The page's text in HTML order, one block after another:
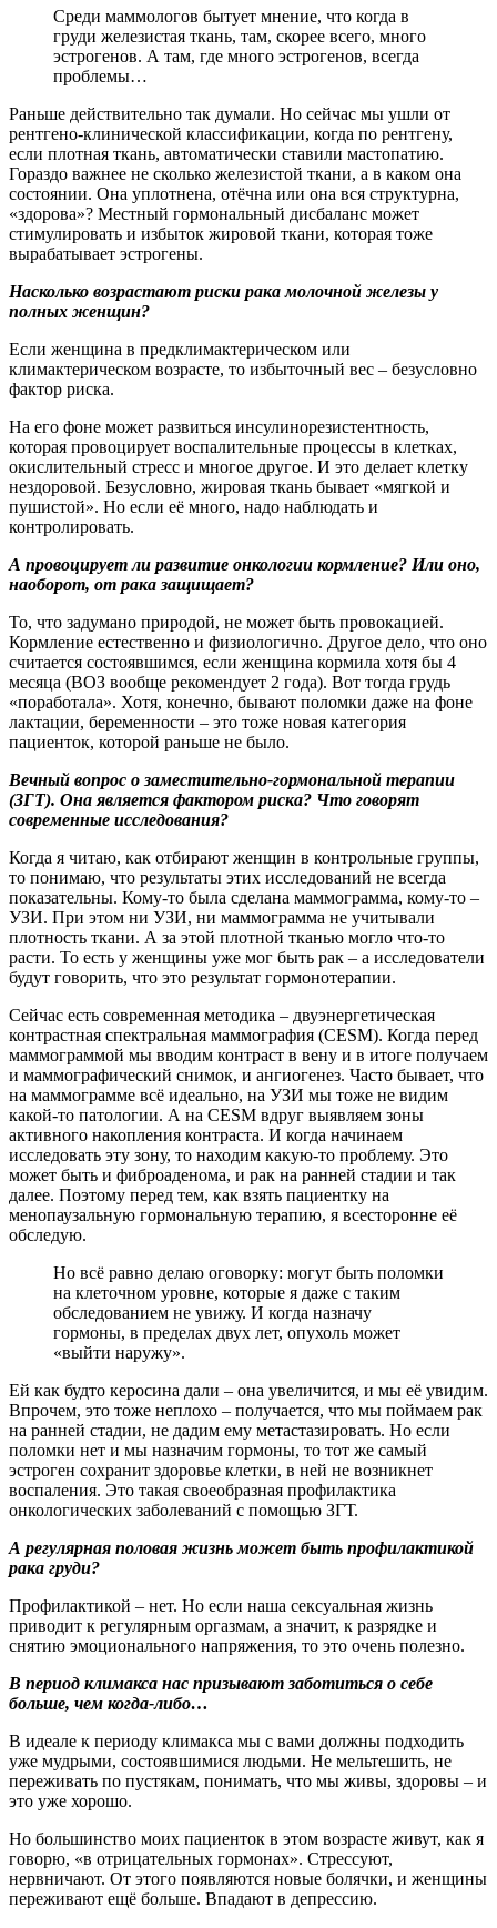
Среди маммологов бытует мнение, что когда в
груди железистая ткань, там, скорее всего, много
эстрогенов. А там, где много эстрогенов, всегда
проблемы…
Раньше действительно так думали. Но сейчас мы ушли от
рентгено-клинической классификации, когда по рентгену,
если плотная ткань, автоматически ставили мастопатию.
Гораздо важнее не сколько железистой ткани, а в каком она
состоянии. Она уплотнена, отёчна или она вся структурна,
«здорова»? Местный гормональный дисбаланс может
стимулировать и избыток жировой ткани, которая тоже
вырабатывает эстрогены.
Насколько возрастают риски рака молочной железы у
полных женщин?
Если женщина в предклимактерическом или
климактерическом возрасте, то избыточный вес – безусловно
фактор риска.
На его фоне может развиться инсулино­резистентность,
которая прово­цирует воспалительные процессы в клетках,
окислительный стресс и многое другое. И это делает клетку
нездоровой. Безусловно, жировая ткань бывает «мягкой и
пушистой». Но если её много, надо наблюдать и
контролировать.
А провоцирует ли развитие онкологии кормление? Или оно,
наоборот, от рака защищает?
То, что задумано природой, не может быть провокацией.
Кормление естественно и физиологично. Другое дело, что оно
считается состоявшимся, если женщина кормила хотя бы 4
месяца (ВОЗ вообще рекомендует 2 года). Вот тогда грудь
«поработала». Хотя, конечно, бывают поломки даже на фоне
лактации, беременности – это тоже новая категория
пациенток, которой раньше не было.
Вечный вопрос о заместительно-гормональной терапии
(ЗГТ). Она является фактором риска? Что говорят
современные исследования?
Когда я читаю, как отбирают женщин в контрольные группы,
то понимаю, что результаты этих исследований не всегда
показательны. Кому-то была сделана маммограмма, кому-то –
УЗИ. При этом ни УЗИ, ни маммограмма не учитывали
плотность ткани. А за этой плотной тканью могло что-то
расти. То есть у женщины уже мог быть рак – а исследователи
будут говорить, что это результат гормонотерапии.
Сейчас есть современная методика – двуэнергетическая
контрастная спектральная маммография (СESМ). Когда перед
маммограммой мы вводим контраст в вену и в итоге получаем
и маммографический снимок, и ангиогенез. Часто бывает, что
на маммограмме всё идеально, на УЗИ мы тоже не видим
какой-то патологии. А на СESМ вдруг выявляем зоны
активного накопления контраста. И когда начинаем
исследовать эту зону, то находим какую-то проблему. Это
может быть и фиброаденома, и рак на ранней стадии и так
далее. Поэтому перед тем, как взять пациентку на
менопаузальную гормональную терапию, я всесторонне её
обследую.
Но всё равно делаю оговорку: могут быть поломки
на клеточном уровне, которые я даже с таким
обследованием не увижу. И когда назначу
гормоны, в пределах двух лет, опухоль может
«выйти наружу».
Ей как будто керосина дали – она увеличится, и мы её увидим.
Впрочем, это тоже неплохо – получается, что мы поймаем рак
на ранней стадии, не дадим ему метастазировать. Но если
поломки нет и мы назначим гормоны, то тот же самый
эстроген сохранит здоровье клетки, в ней не возникнет
воспаления. Это такая своеобразная профилактика
онкологических заболеваний с помощью ЗГТ.
А регулярная половая жизнь может быть профилактикой
рака груди?
Профилактикой – нет. Но если наша сексуальная жизнь
приводит к регулярным оргазмам, а значит, к разрядке и
снятию эмоционального напряжения, то это очень полезно.
В период климакса нас призывают заботиться о себе
больше, чем когда-либо…
В идеале к периоду климакса мы с вами должны подходить
уже мудрыми, состоявшимися людьми. Не мельтешить, не
переживать по пустякам, понимать, что мы живы, здоровы – и
это уже хорошо.
Но большинство моих пациенток в этом возрасте живут, как я
говорю, «в отрицательных гормонах». Стрессуют,
нервничают. От этого появляются новые болячки, и женщины
переживают ещё больше. Впадают в депрессию.